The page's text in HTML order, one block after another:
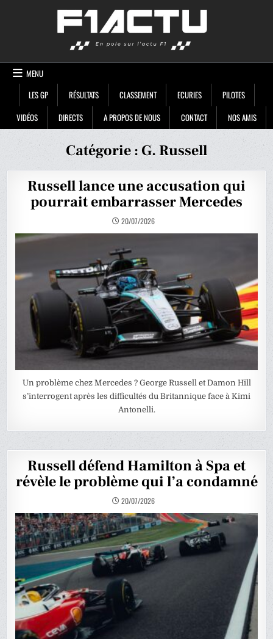
MENU
LES GP
RÉSULTATS CLASSEMENT ECURIES
PILOTES
VIDÉOS
DIRECTS A PROPOS DE NOUS CONTACT NOS AMIS
Catégorie : G. Russell
Russell lance une accusation qui
pourrait embarrasser Mercedes
20/07/2026
Un problème chez Mercedes ? George Russell et Damon Hill
s’interrogent après les difficultés du Britannique face à Kimi
Antonelli.
Russell défend Hamilton à Spa et
révèle le problème qui l’a condamné
20/07/2026